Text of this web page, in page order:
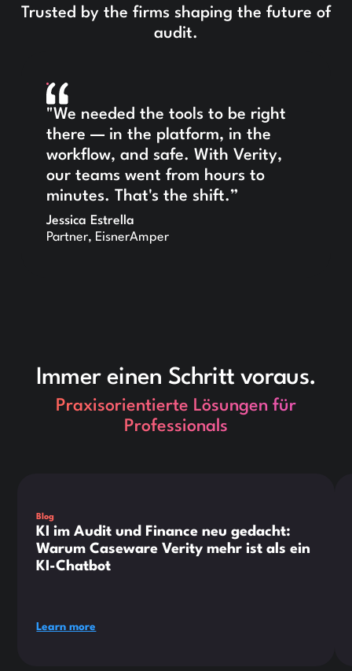
Trusted by the firms shaping the future of
audit.
"We needed the tools to be right
there — in the platform, in the
workflow, and safe. With Verity,
our teams went from hours to
minutes. That's the shift.”
Jessica Estrella
Partner, EisnerAmper
Immer einen Schritt voraus.
Praxisorientierte Lösungen für
Professionals
Blog
KI im Audit und Finance neu gedacht:
Warum Caseware Verity mehr ist als ein
KI-Chatbot
Learn more